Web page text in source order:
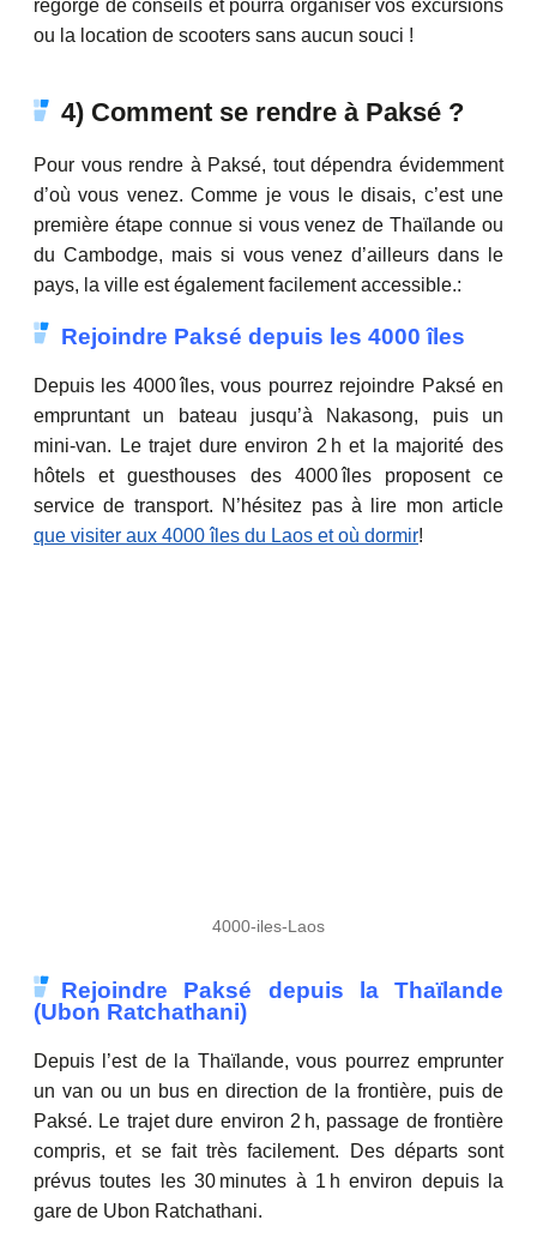
regorge de conseils et pourra organiser vos excursions
ou la location de scooters sans aucun souci !
4) Comment se rendre à Paksé ?
Pour vous rendre à Paksé, tout dépendra évidemment
d’où vous venez. Comme je vous le disais, c’est une
première étape connue si vous venez de Thaïlande ou
du Cambodge, mais si vous venez d’ailleurs dans le
pays, la ville est également facilement accessible.:
Rejoindre Paksé depuis les 4000 îles
Depuis les 4000 îles, vous pourrez rejoindre Paksé en
empruntant un bateau jusqu’à Nakasong, puis un
mini‑van. Le trajet dure environ 2 h et la majorité des
hôtels et guesthouses des 4000 îles proposent ce
service de transport. N’hésitez pas à lire mon article
que visiter aux 4000 îles du Laos et où dormir!
4000-iles-Laos
Rejoindre Paksé depuis la Thaïlande
(Ubon Ratchathani)
Depuis l’est de la Thaïlande, vous pourrez emprunter
un van ou un bus en direction de la frontière, puis de
Paksé. Le trajet dure environ 2 h, passage de frontière
compris, et se fait très facilement. Des départs sont
prévus toutes les 30 minutes à 1 h environ depuis la
gare de Ubon Ratchathani.